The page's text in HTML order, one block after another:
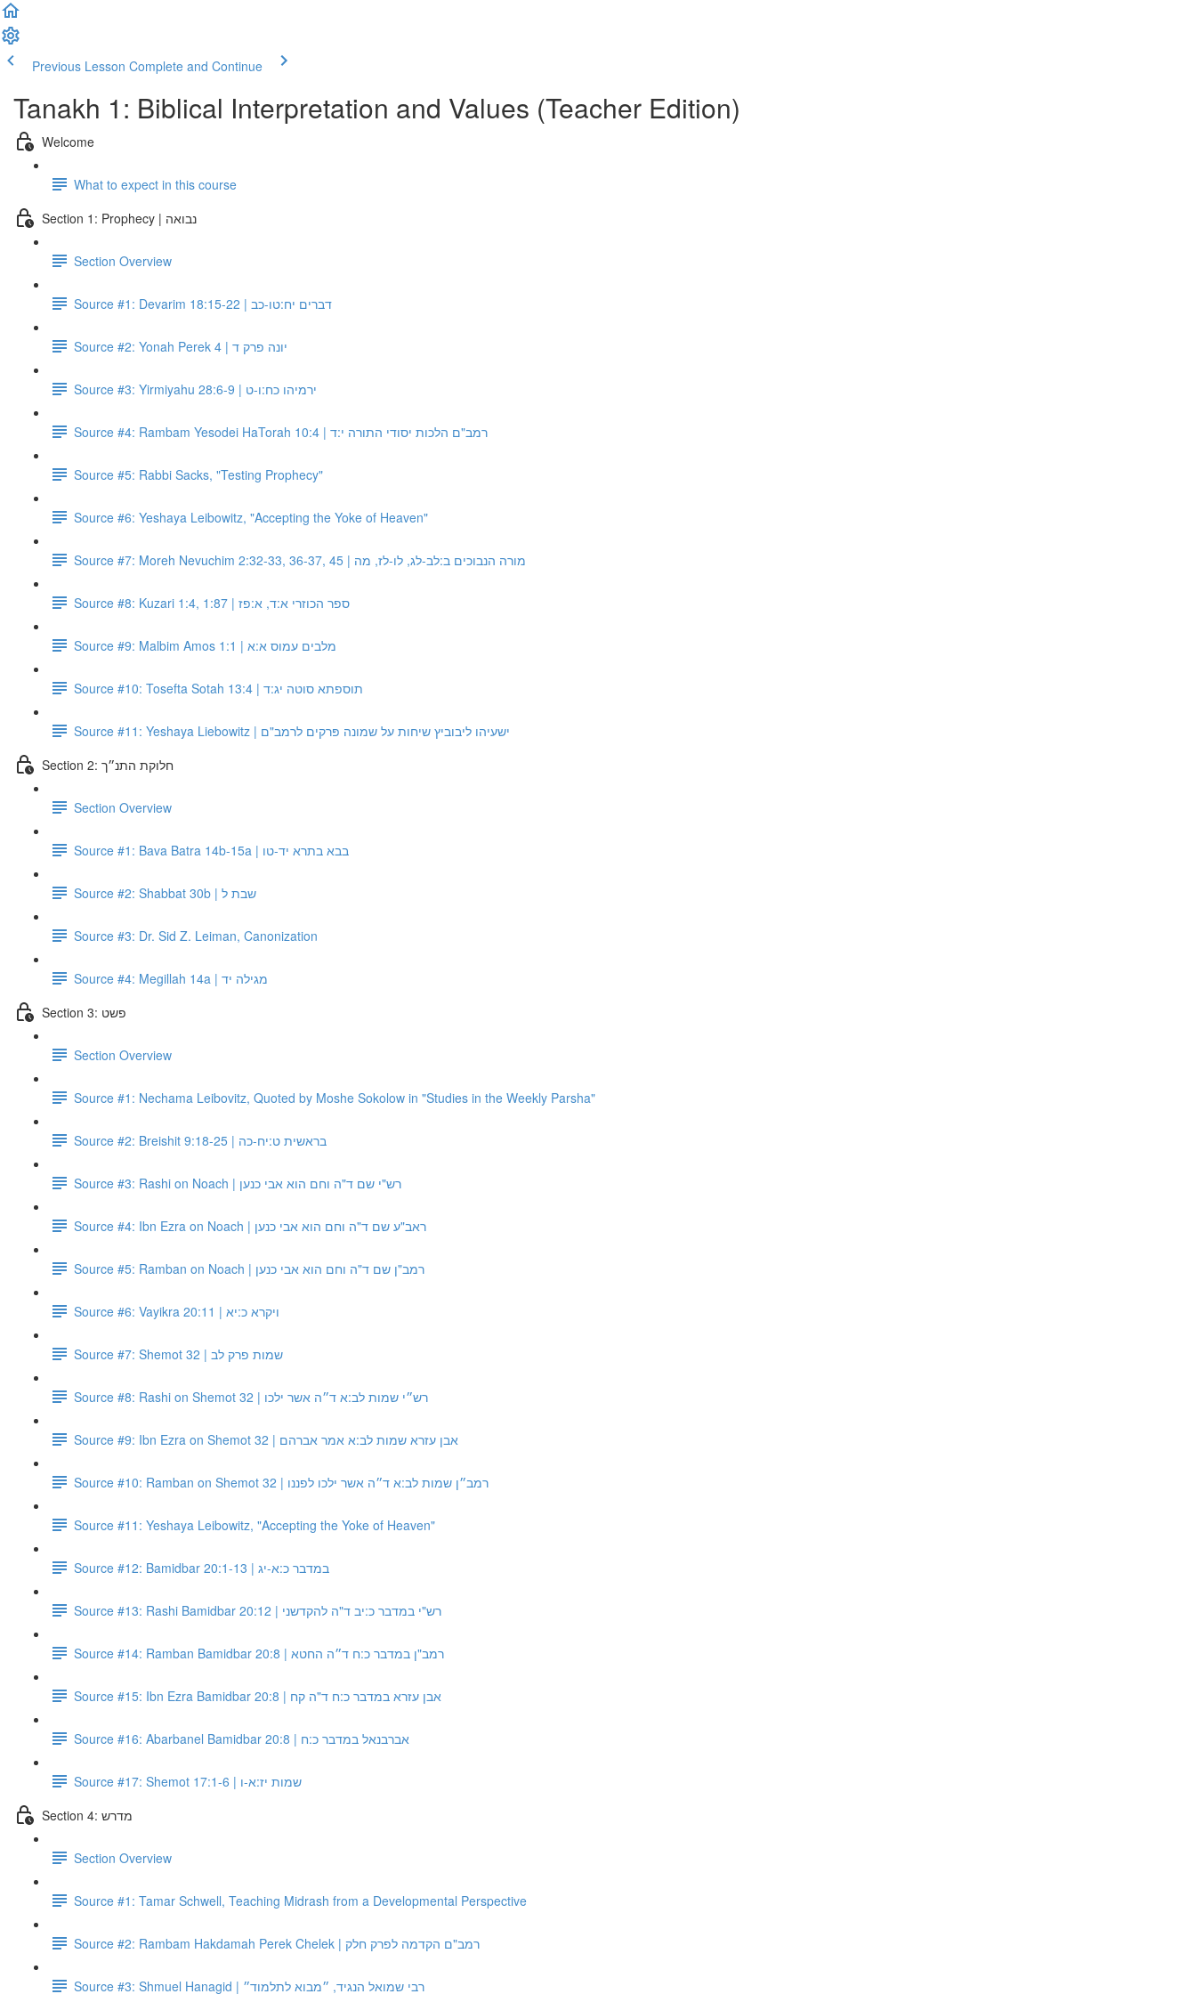
Previous Lesson Complete and Continue
Tanakh 1: Biblical Interpretation and Values (Teacher Edition)
Welcome
What to expect in this course
Section 1: Prophecy | נבואה
Section Overview
Source #1: Devarim 18:15-22 | דברים יח:טו-כב
Source #2: Yonah Perek 4 | יונה פרק ד
Source #3: Yirmiyahu 28:6-9 | ירמיהו כח:ו-ט
Source #4: Rambam Yesodei HaTorah 10:4 | רמב"ם הלכות יסודי התורה י:ד
Source #5: Rabbi Sacks, "Testing Prophecy"
Source #6: Yeshaya Leibowitz, "Accepting the Yoke of Heaven"
Source #7: Moreh Nevuchim 2:32-33, 36-37, 45 | מורה הנבוכים ב:לב-לג, לו-לז, מה
Source #8: Kuzari 1:4, 1:87 | ספר הכוזרי א:ד, א:פז
Source #9: Malbim Amos 1:1 | מלבים עמוס א:א
Source #10: Tosefta Sotah 13:4 | תוספתא סוטה יג:ד
Source #11: Yeshaya Liebowitz | ישעיהו ליבוביץ שיחות על שמונה פּרקים לרמב"ם
Section 2: חלוקת התנ״ך
Section Overview
Source #1: Bava Batra 14b-15a | בבא בתרא יד-טו
Source #2: Shabbat 30b | שבת ל
Source #3: Dr. Sid Z. Leiman, Canonization
Source #4: Megillah 14a | מגילה יד
Section 3: פשט
Section Overview
Source #1: Nechama Leibovitz, Quoted by Moshe Sokolow in "Studies in the Weekly Parsha"
Source #2: Breishit 9:18-25 | בראשית ט:יח-כה
Source #3: Rashi on Noach | רש"י שם ד"ה וחם הוא אבי כנען
Source #4: Ibn Ezra on Noach | ראב"ע שם ד"ה וחם הוא אבי כנען
Source #5: Ramban on Noach | רמב"ן שם ד"ה וחם הוא אבי כנען
Source #6: Vayikra 20:11 | ויקרא כ:יא
Source #7: Shemot 32 | שמות פרק לב
Source #8: Rashi on Shemot 32 | רש״י שמות לב:א ד״ה אשר ילכו
Source #9: Ibn Ezra on Shemot 32 | אבן עזרא שמות לב:א אמר אברהם
Source #10: Ramban on Shemot 32 | רמב״ן שמות לב:א ד״ה אשר ילכו לפננו
Source #11: Yeshaya Leibowitz, "Accepting the Yoke of Heaven"
Source #12: Bamidbar 20:1-13 | במדבר כ:א-יג
Source #13: Rashi Bamidbar 20:12 | רש"י במדבר כ:יב ד"ה להקדשני
Source #14: Ramban Bamidbar 20:8 | רמב"ן במדבר כ:ח ד״ה החטא
Source #15: Ibn Ezra Bamidbar 20:8 | אבן עזרא במדבר כ:ח ד"ה קח
Source #16: Abarbanel Bamidbar 20:8 | אברבנאל במדבר כ:ח
Source #17: Shemot 17:1-6 | שמות יז:א-ו
Section 4: מדרש
Section Overview
Source #1: Tamar Schwell, Teaching Midrash from a Developmental Perspective
Source #2: Rambam Hakdamah Perek Chelek | רמב"ם הקדמה לפרק חלק
Source #3: Shmuel Hanagid | רבי שמואל הנגיד, ״מבוא לתלמוד״